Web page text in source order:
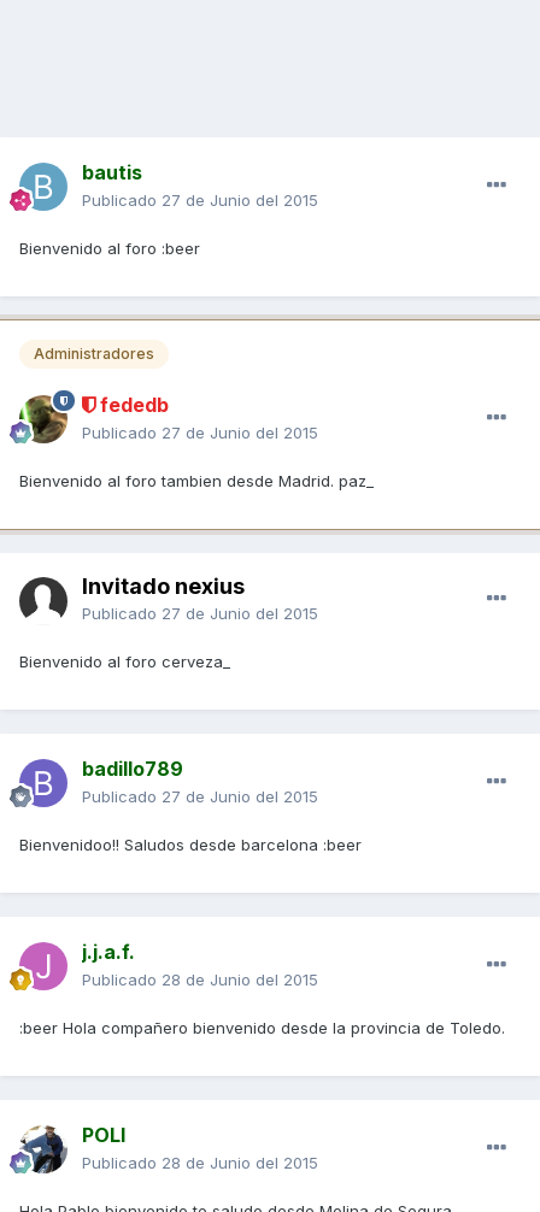
bautis
Publicado 27 de Junio del 2015
Bienvenido al foro :beer
Administradores
fededb
Publicado 27 de Junio del 2015
Bienvenido al foro tambien desde Madrid. paz_
Invitado nexius
Publicado 27 de Junio del 2015
Bienvenido al foro cerveza_
badillo789
Publicado 27 de Junio del 2015
Bienvenidoo!! Saludos desde barcelona :beer
j.j.a.f.
Publicado 28 de Junio del 2015
:beer Hola compañero bienvenido desde la provincia de Toledo.
POLI
Publicado 28 de Junio del 2015